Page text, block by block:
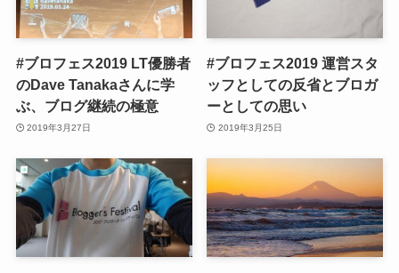
#ブロフェス2019 LT優勝者
のDave Tanakaさんに学
ぶ、ブログ継続の極意
2019年3月27日
#ブロフェス2019 運営スタ
ッフとしての反省とブロガ
ーとしての思い
2019年3月25日